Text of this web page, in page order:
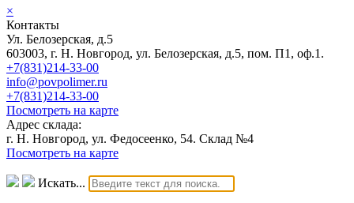
×
Контакты
Ул. Белозерская, д.5
603003, г. Н. Новгород, ул. Белозерская, д.5, пом. П1, оф.1.
+7(831)214-33-00
info@povpolimer.ru
+7(831)214-33-00
Посмотреть на карте
Адрес склада:
г. Н. Новгород, ул. Федосеенко, 54. Склад №4
Посмотреть на карте
Искать...